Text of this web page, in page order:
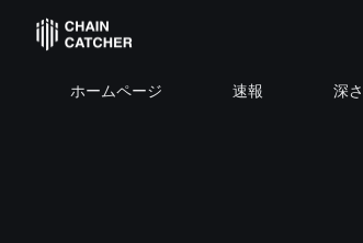
ホームページ 速報 深さ